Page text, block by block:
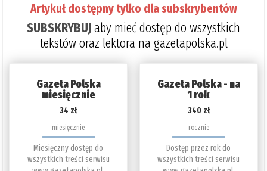
Artykuł dostępny tylko dla subskrybentów
SUBSKRYBUJaby mieć dostęp do wszystkich
tekstów oraz lektora na gazetapolska.pl
Gazeta Polska
miesięcznie
34 zł
miesięcznie
Miesięczny dostęp do
wszystkich treści serwisu
Gazeta Polska - na
1 rok
340 zł
rocznie
Dostęp przez rok do
wszystkich treści serwisu